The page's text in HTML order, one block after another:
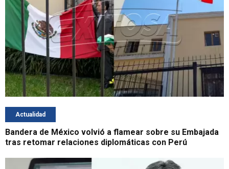
Actualidad
Bandera de México volvió a flamear sobre su Embajada
tras retomar relaciones diplomáticas con Perú